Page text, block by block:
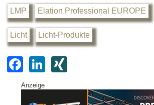
LMP Elation Professional EUROPE
Licht Licht-Produkte
F
a
c
Li
k
G
Anzeige